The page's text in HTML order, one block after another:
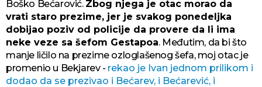
Boško Bećarović. Zbog njega je otac morao da
vrati staro prezime, jer je svakog ponedeljka
dobijao poziv od policije da provere da li ima
neke veze sa šefom Gestapoa. Međutim, da bi što
manje ličilo na prezime ozloglašenog šefa, moj otac je
promenio u Bekjarev - rekao je Ivan jednom prilikom i
dodao da se prezivao i Bećarev, i Bećarević, i